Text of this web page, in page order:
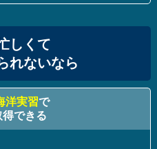
しくて
れないなら
洋実習で
得できる